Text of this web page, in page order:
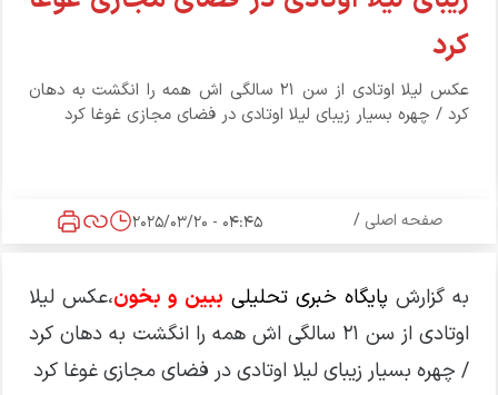
صفحه اصلی /
04:45 - 2025/03/20
کرد
عکس لیلا اوتادی از سن 21 سالگی اش همه را انگشت به دهان
کرد / چهره بسیار زیبای لیلا اوتادی در فضای مجازی غوغا کرد
به گزارش پایگاه خبری تحلیلی ببین و بخون،عکس لیلا
اوتادی از سن 21 سالگی اش همه را انگشت به دهان کرد
/ چهره بسیار زیبای لیلا اوتادی در فضای مجازی غوغا کرد